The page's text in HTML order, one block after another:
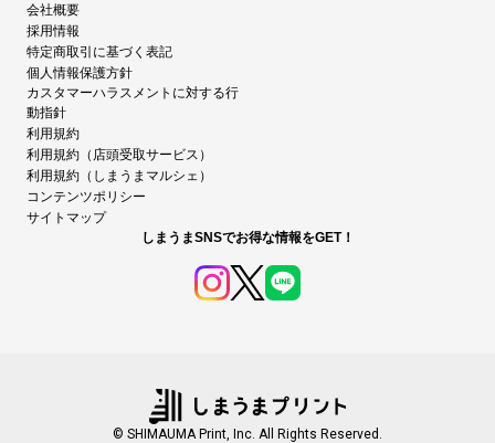
会社概要
採用情報
特定商取引に基づく表記
個人情報保護方針
カスタマーハラスメントに対する行
動指針
利用規約
利用規約（店頭受取サービス）
利用規約（しまうまマルシェ）
コンテンツポリシー
サイトマップ
しまうまSNSでお得な情報をGET！
© SHIMAUMA Print, Inc. All Rights Reserved.